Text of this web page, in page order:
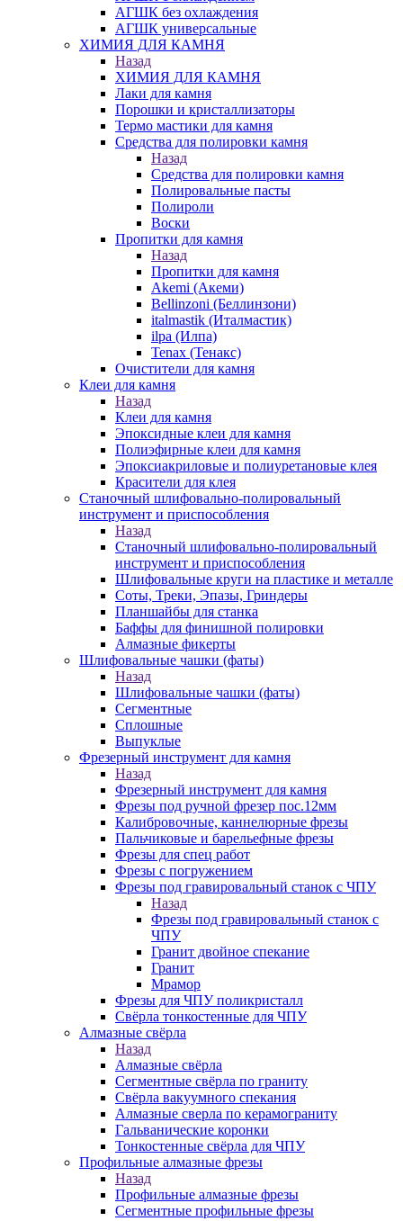
АГШК без охлаждения
АГШК универсальные
ХИМИЯ ДЛЯ КАМНЯ
Назад
ХИМИЯ ДЛЯ КАМНЯ
Лаки для камня
Порошки и кристаллизаторы
Термо мастики для камня
Средства для полировки камня
Назад
Средства для полировки камня
Полировальные пасты
Полироли
Воски
Пропитки для камня
Назад
Пропитки для камня
Akemi (Акеми)
Bellinzoni (Беллинзони)
italmastik (Италмастик)
ilpa (Илпа)
Tenax (Тенакс)
Очистители для камня
Клеи для камня
Назад
Клеи для камня
Эпоксидные клеи для камня
Полиэфирные клеи для камня
Эпоксиакриловые и полиуретановые клея
Красители для клея
Станочный шлифовально-полировальный
инструмент и приспособления
Назад
Станочный шлифовально-полировальный
инструмент и приспособления
Шлифовальные круги на пластике и металле
Соты, Треки, Эпазы, Гриндеры
Планшайбы для станка
Баффы для финишной полировки
Алмазные фикерты
Шлифовальные чашки (фаты)
Назад
Шлифовальные чашки (фаты)
Сегментные
Сплошные
Выпуклые
Фрезерный инструмент для камня
Назад
Фрезерный инструмент для камня
Фрезы под ручной фрезер пос.12мм
Калибровочные, каннелюрные фрезы
Пальчиковые и барельефные фрезы
Фрезы для спец работ
Фрезы с погружением
Фрезы под гравировальный станок с ЧПУ
Назад
Фрезы под гравировальный станок с
ЧПУ
Гранит двойное спекание
Гранит
Мрамор
Фрезы для ЧПУ поликристалл
Свёрла тонкостенные для ЧПУ
Алмазные свёрла
Назад
Алмазные свёрла
Сегментные свёрла по граниту
Свёрла вакуумного спекания
Алмазные сверла по керамограниту
Гальванические коронки
Тонкостенные свёрла для ЧПУ
Профильные алмазные фрезы
Назад
Профильные алмазные фрезы
Сегментные профильные фрезы